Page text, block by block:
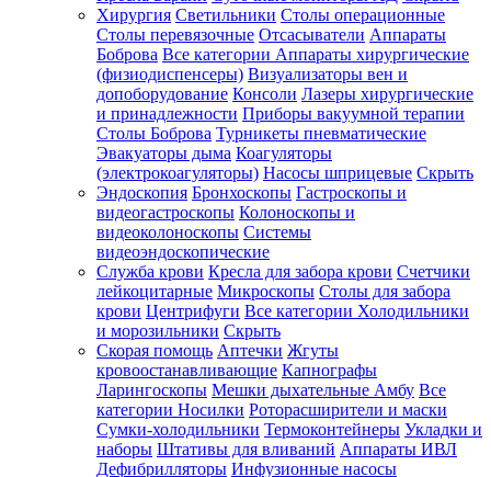
Хирургия Светильники Столы операционные
Столы перевязочные Отсасыватели Аппараты
Боброва Все категории Аппараты хирургические
(физиодиспенсеры) Визуализаторы вен и
допоборудование Консоли Лазеры хирургические
и принадлежности Приборы вакуумной терапии
Столы Боброва Турникеты пневматические
Эвакуаторы дыма Коагуляторы
(электрокоагуляторы) Насосы шприцевые Скрыть
Эндоскопия Бронхоскопы Гастроскопы и
видеогастроскопы Колоноскопы и
видеоколоноскопы Системы
видеоэндоскопические
Служба крови Кресла для забора крови Счетчики
лейкоцитарные Микроскопы Столы для забора
крови Центрифуги Все категории Холодильники
и морозильники Скрыть
Скорая помощь Аптечки Жгуты
кровоостанавливающие Капнографы
Ларингоскопы Мешки дыхательные Амбу Все
категории Носилки Роторасширители и маски
Сумки-холодильники Термоконтейнеры Укладки и
наборы Штативы для вливаний Аппараты ИВЛ
Дефибрилляторы Инфузионные насосы